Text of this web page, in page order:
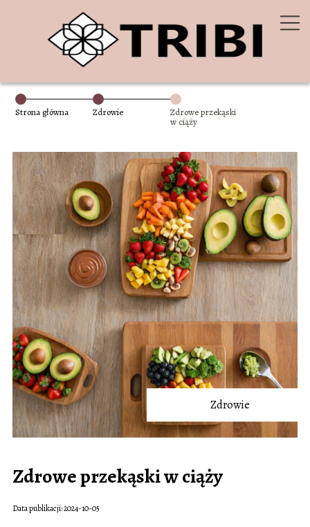
Strona główna Zdrowie
Zdrowe przekąski
w ciąży
Zdrowie
Zdrowe przekąski w ciąży
Data publikacji: 2024-10-05